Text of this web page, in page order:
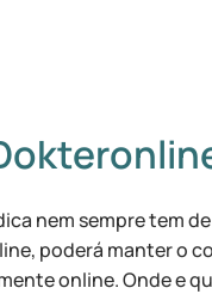
nem sempre tem
poderá manter o
online. Onde e